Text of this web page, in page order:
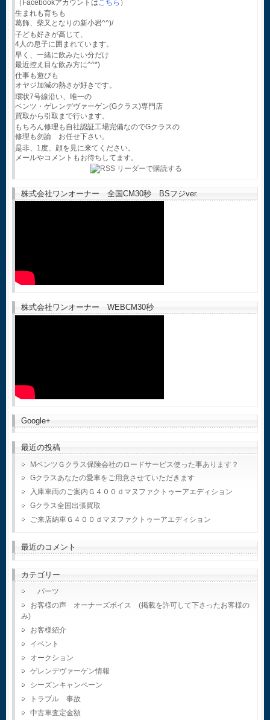
（Facebookアカウントはこちら ）
生まれも育ちも
葛飾、柴又となりの新小岩^^)/
子ども好きが高じて、
4人の息子に囲まれています。
早く、一緒に飲みたい分だけ
最近控え目な飲み方に^^*)
仕事も遊びも
オヤジ加減の熱さが好きです。
環状7号線沿い、唯一の
ベンツ・ゲレンデヴァーゲン(Gクラス)専門店
買取から引取まで行います。
もちろん修理も自社認証工場完備なのでGクラスの
修理も勿論 お任せ下さい。
是非、1度、顔を見に来てください。
メールやコメントもお待ちしてます。
株式会社ワンオーナー 全国CM30秒 BSフジver.
株式会社ワンオーナー WEBCM30秒
Google+
最近の投稿
MベンツＧクラス保険会社のロードサービス使った事あります？
Gクラスあなたの愛車をご用意させていただきます
入庫車両のご案内Ｇ４００ｄマヌファクトゥーアエディション
Gクラス全国出張買取
ご来店納車Ｇ４００ｄマヌファクトゥーアエディション
最近のコメント
カテゴリー
パーツ
お客様の声 オーナーズボイス (掲載を許可して下さったお客様の
み)
お客様紹介
イベント
オークション
ゲレンデヴァーゲン情報
シーズンキャンペーン
トラブル 事故
中古車査定金額